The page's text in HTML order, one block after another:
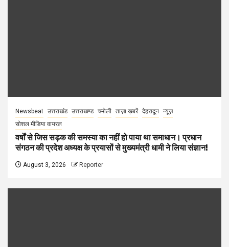
Newsbeat उत्तराखंड उत्तराखण्ड चमोली ताज़ा ख़बरें देहरादून न्यूज़
सोशल मीडिया वायरल
वर्षों से जिस सड़क की समस्या का नहीं हो पाया था समाधान। प्रधान
संगठन की प्रदेश अध्यक्ष के प्रयासों से मुख्यमंत्री धामी ने लिया संज्ञान!
August 3, 2026 Reporter